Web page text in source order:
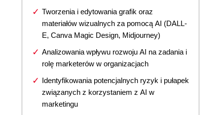
Tworzenia i edytowania grafik oraz
materiałów wizualnych za pomocą AI (DALL-
E, Canva Magic Design, Midjourney)
Analizowania wpływu rozwoju AI na zadania i
rolę marketerów w organizacjach
Identyfikowania potencjalnych ryzyk i pułapek
związanych z korzystaniem z AI w
marketingu